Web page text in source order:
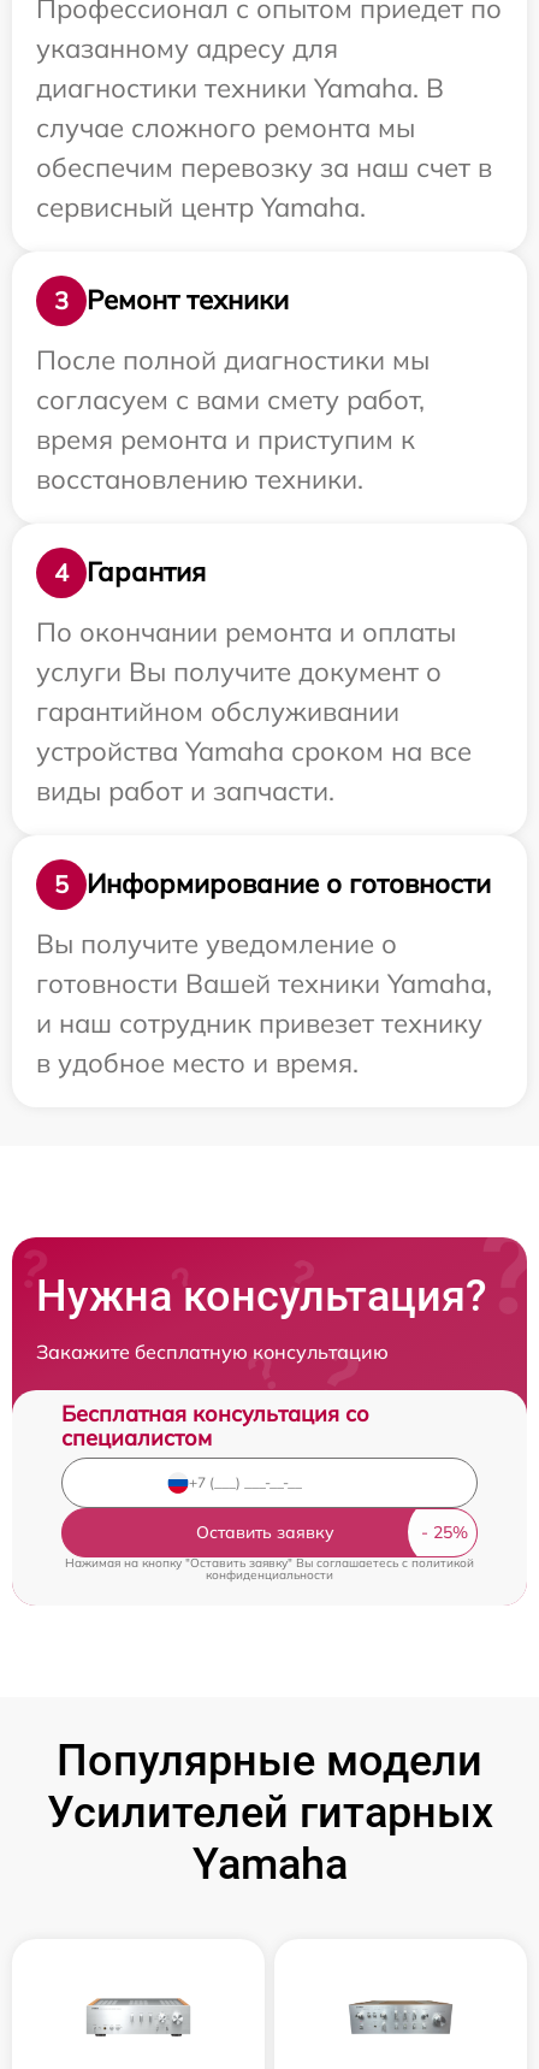
Профессионал с опытом приедет по
указанному адресу для
диагностики техники Yamaha. В
случае сложного ремонта мы
обеспечим перевозку за наш счет в
сервисный центр Yamaha.
3
Ремонт техники
После полной диагностики мы
согласуем с вами смету работ,
время ремонта и приступим к
восстановлению техники.
4
Гарантия
По окончании ремонта и оплаты
услуги Вы получите документ о
гарантийном обслуживании
устройства Yamaha сроком на все
виды работ и запчасти.
5
Информирование о готовности
Вы получите уведомление о
готовности Вашей техники Yamaha,
и наш сотрудник привезет технику
в удобное место и время.
Нужна консультация?
Закажите бесплатную консультацию
Бесплатная консультация со
специалистом
Оставить заявку
Нажимая на кнопку "Оставить заявку" Вы соглашаетесь cполитикой
конфиденциальности
Популярные модели
Усилителей гитарных
Yamaha